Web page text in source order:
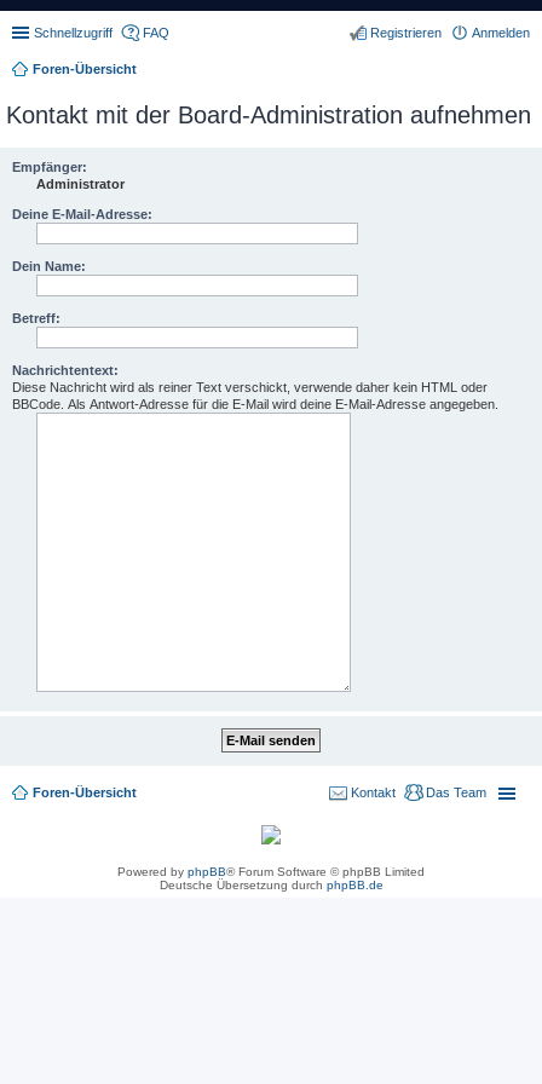
Schnellzugriff FAQ Anmelden
Registrieren
Foren-Übersicht
Kontakt mit der Board-Administration aufnehmen
Empfänger:
Administrator
Deine E-Mail-Adresse:
Dein Name:
Betreff:
Nachrichtentext:
Diese Nachricht wird als reiner Text verschickt, verwende daher kein HTML oder
BBCode. Als Antwort-Adresse für die E-Mail wird deine E-Mail-Adresse angegeben.
Foren-Übersicht Das Team
Kontakt
Powered by phpBB® Forum Software © phpBB Limited
Deutsche Übersetzung durch phpBB.de